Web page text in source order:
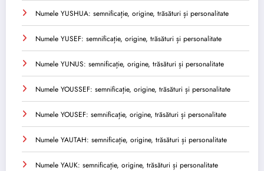
Numele YUSHUA: semnificație, origine, trăsături și personalitate
Numele YUSEF: semnificație, origine, trăsături și personalitate
Numele YUNUS: semnificație, origine, trăsături și personalitate
Numele YOUSSEF: semnificație, origine, trăsături și personalitate
Numele YOUSEF: semnificație, origine, trăsături și personalitate
Numele YAUTAH: semnificație, origine, trăsături și personalitate
Numele YAUK: semnificație, origine, trăsături și personalitate